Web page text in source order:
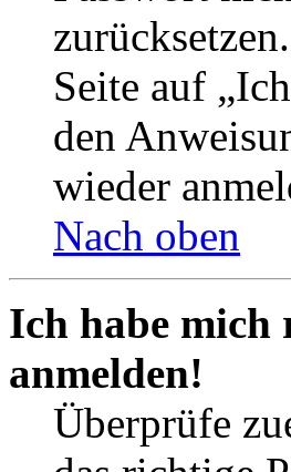
Seite auf
den
wieder
Nach oben
Ich habe
anmelden!
Überprüfe